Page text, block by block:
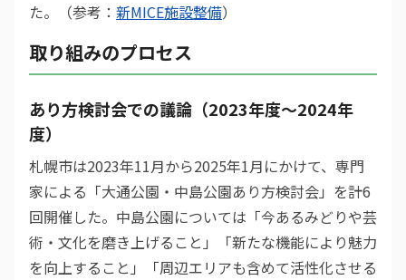
た。（参考： 新MICE施設整備）
取り組みのプロセス
あり方検討会での議論（2023年度〜2024年
度）
札幌市は2023年11月から2025年1月にかけて、専門
家による「大通公園・中島公園あり方検討会」を計6
回開催した。中島公園については「今あるみどりや芸
術・文化を磨き上げること」「新たな機能により魅力
を向上すること」「周辺エリアも含めて活性化させる